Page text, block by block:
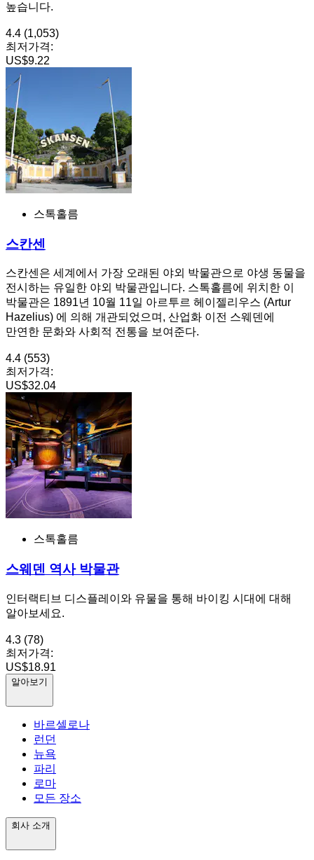
높습니다.
4.4 (1,053)
최저가격:
US$9.22
스톡홀름
스칸센
스칸센은 세계에서 가장 오래된 야외 박물관으로 야생 동물을
전시하는 유일한 야외 박물관입니다. 스톡홀름에 위치한 이
박물관은 1891년 10월 11일 아르투르 헤이젤리우스 (Artur
Hazelius) 에 의해 개관되었으며, 산업화 이전 스웨덴에
만연한 문화와 사회적 전통을 보여준다.
4.4 (553)
최저가격:
US$32.04
스톡홀름
스웨덴 역사 박물관
인터랙티브 디스플레이와 유물을 통해 바이킹 시대에 대해
알아보세요.
4.3 (78)
최저가격:
US$18.91
알아보기
바르셀로나
런던
뉴욕
파리
로마
모든 장소
회사 소개